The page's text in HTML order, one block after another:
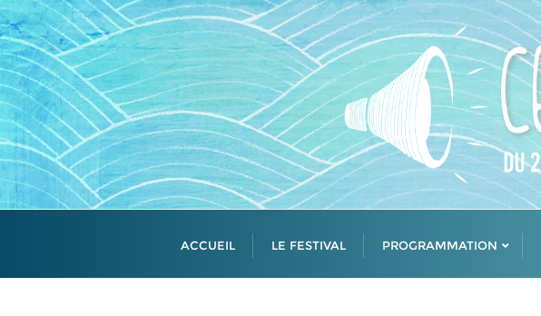
Skip
to
content
ACCUEIL LE FESTIVAL PROGRAMMATION